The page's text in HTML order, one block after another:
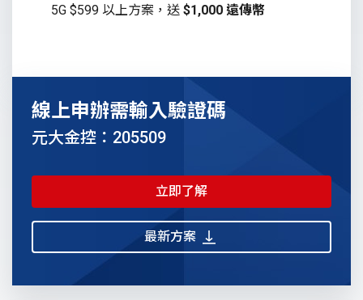
5G $599 以上方案，送 $1,000 遠傳幣
線上申辦需輸入驗證碼
元大金控：205509
立即了解
最新方案